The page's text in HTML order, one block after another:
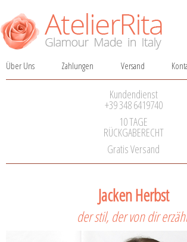
Navigation
überspringen
Über Uns Zahlungen Versand
Kundendienst
+39 348 6419740
10 TAGE
RÜCKGABERECHT
Gratis Versand
Jacken Herbst
der stil, der von dir